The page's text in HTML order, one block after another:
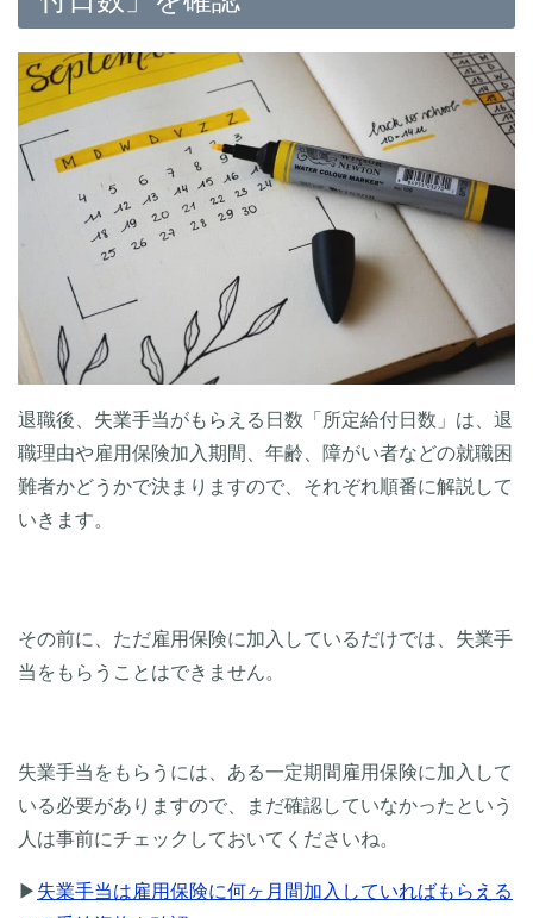
退職後、失業手当がもらえる日数「所定給付日数」は、退
職理由や雇用保険加入期間、年齢、障がい者などの就職困
難者かどうかで決まりますので、それぞれ順番に解説して
いきます。
その前に、ただ雇用保険に加入しているだけでは、失業手
当をもらうことはできません。
失業手当をもらうには、ある一定期間雇用保険に加入して
いる必要がありますので、まだ確認していなかったという
人は事前にチェックしておいてくださいね。
▶ 失業手当は雇用保険に何ヶ月間加入していればもらえる